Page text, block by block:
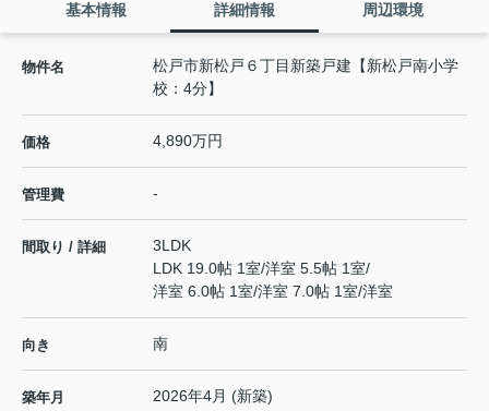
基本情報 詳細情報 周辺環境
物件名
松戸市新松戸６丁目新築戸建【新松戸南小学
校：4分】
価格 4,890万円
管理費 -
間取り / 詳細
3LDK
LDK 19.0帖 1室/洋室 5.5帖 1室/
洋室 6.0帖 1室/洋室 7.0帖 1室/洋室
向き 南
築年月 2026年4月 (新築)